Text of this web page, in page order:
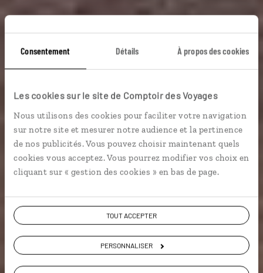
Consentement Détails À propos des cookies
Les cookies sur le site de Comptoir des Voyages
Nous utilisons des cookies pour faciliter votre navigation
sur notre site et mesurer notre audience et la pertinence
de nos publicités. Vous pouvez choisir maintenant quels
cookies vous acceptez. Vous pourrez modifier vos choix en
cliquant sur « gestion des cookies » en bas de page.
TOUT ACCEPTER
PERSONNALISER
Du désert aux
étoiles
Circuit combiné déserts chilien et bolivien : Atacama,
Sud-Lípez.
Grands espaces
Voir les 85 avis sur les voyages au Chili
VOIR LA GALERIE PHOTOS